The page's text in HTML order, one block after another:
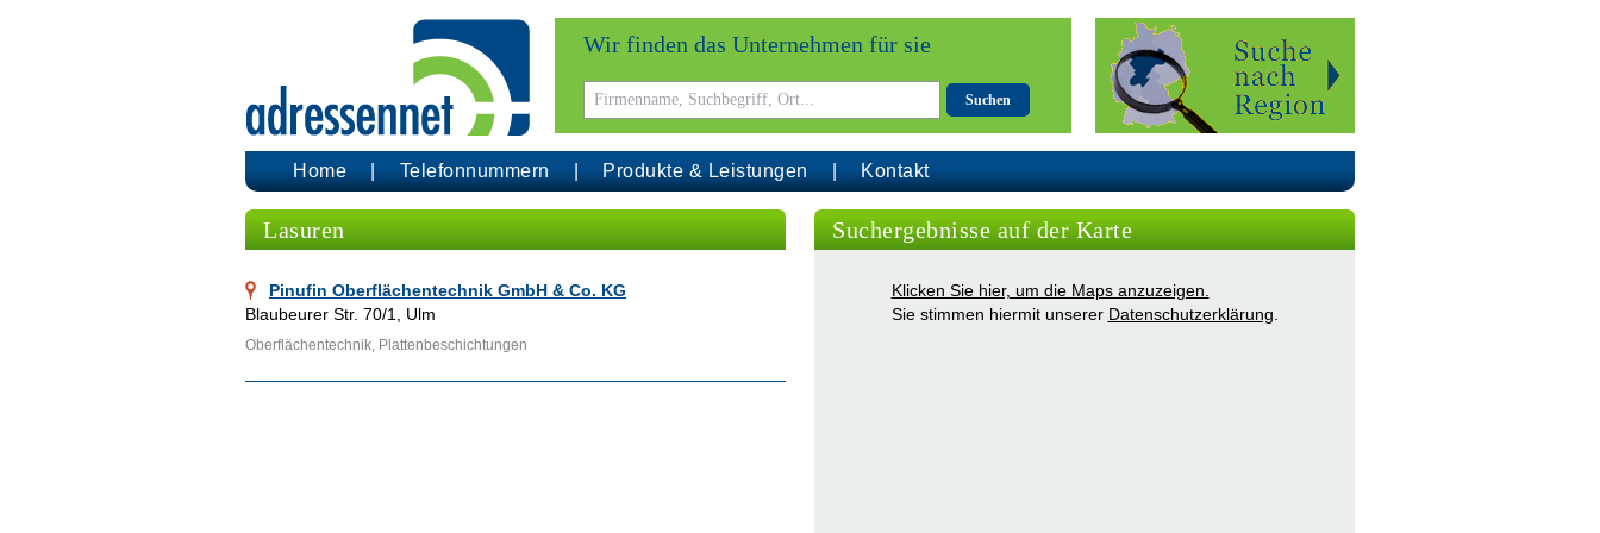
Wir finden das Unternehmen für sie
Suchen
Home Telefonnummern Produkte & Leistungen Kontakt
Lasuren
Pinufin Oberflächentechnik GmbH & Co. KG
Blaubeurer Str. 70/1, Ulm
Oberflächentechnik, Plattenbeschichtungen
Suchergebnisse auf der Karte
Klicken Sie hier, um die Maps anzuzeigen.
Sie stimmen hiermit unserer Datenschutzerklärung